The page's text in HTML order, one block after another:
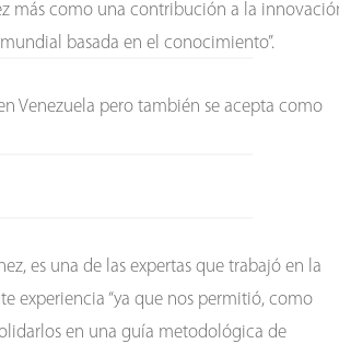
más como una contribución a la
basada en el conocimiento”.
Venezuela pero también se acepta como
es una de las expertas que trabajó en la
experiencia “ya que nos permitió, como
en una guía metodológica de